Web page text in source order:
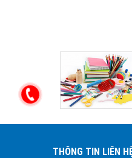
THÔNG TIN LIÊN